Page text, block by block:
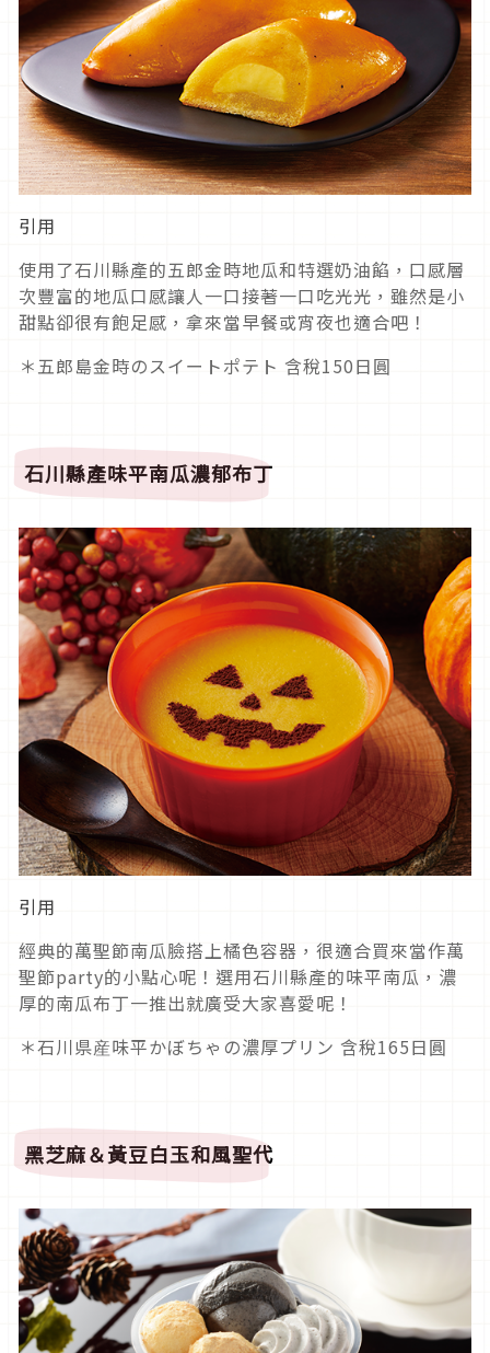
引用
使用了石川縣產的五郎金時地瓜和特選奶油餡，口感層
次豐富的地瓜口感讓人一口接著一口吃光光，雖然是小
甜點卻很有飽足感，拿來當早餐或宵夜也適合吧！
＊五郎島金時のスイートポテト 含稅150日圓
石川縣產味平南瓜濃郁布丁
引用
經典的萬聖節南瓜臉搭上橘色容器，很適合買來當作萬
聖節party的小點心呢！選用石川縣產的味平南瓜，濃
厚的南瓜布丁一推出就廣受大家喜愛呢！
＊石川県産味平かぼちゃの濃厚プリン 含稅165日圓
黑芝麻＆黃豆白玉和風聖代